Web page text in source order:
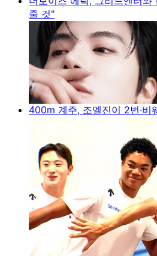
줄 것"
400m 계주, 조엘진이 2번·비